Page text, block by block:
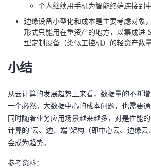
个人继续用手机为智能终端连接到
边缘设备小型化和成本是主要考虑对象
形式只能用在重资产的地方，以集成进
型定制设备（类似工控机）的轻资产数量
小结
从云计算的发展趋势上来看，数据量的不断
一个必然。大数据中心的成本问题，也需要通
同时随着业务应用场景越来越多，对是性能
计算的“云、边、端”架构（即中心云、边缘
会成为趋势。
参考资料：